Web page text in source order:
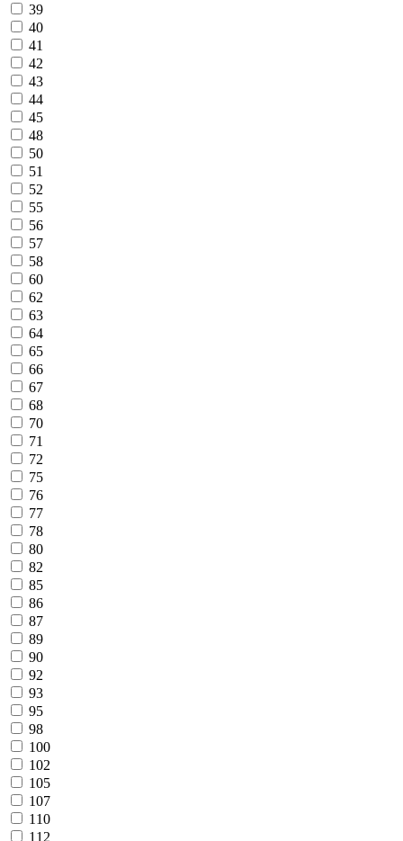
39
40
41
42
43
44
45
48
50
51
52
55
56
57
58
60
62
63
64
65
66
67
68
70
71
72
75
76
77
78
80
82
85
86
87
89
90
92
93
95
98
100
102
105
107
110
112